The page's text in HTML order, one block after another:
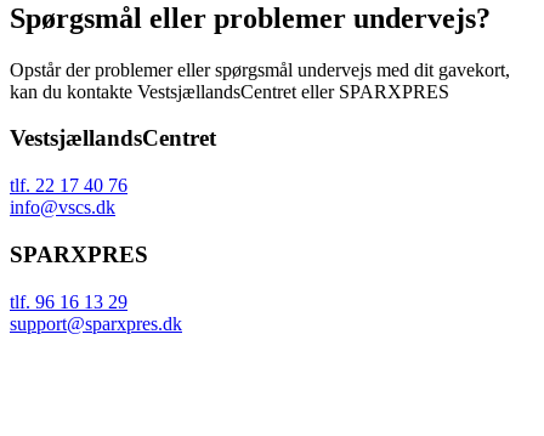
Spørgsmål eller problemer undervejs?
Opstår der problemer eller spørgsmål undervejs med dit gavekort,
kan du kontakte VestsjællandsCentret eller SPARXPRES
VestsjællandsCentret
tlf. 22 17 40 76
info@vscs.dk
SPARXPRES
tlf. 96 16 13 29
support@sparxpres.dk